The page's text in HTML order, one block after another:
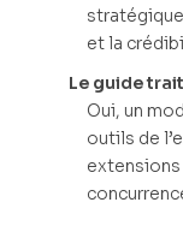
et la
Le guide
Oui, un
outils de